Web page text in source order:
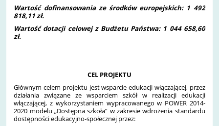
Wartość dofinansowania ze środków europejskich: 1 492
818,11 zł.
Wartość dotacji celowej z Budżetu Państwa: 1 044 658,60
zł.
CEL PROJEKTU
Głównym celem projektu jest wsparcie edukacji włączającej, przez
działania związane ze wsparciem szkół w realizacji edukacji
włączającej, z wykorzystaniem wypracowanego w POWER 2014-
2020 modelu „Dostępna szkoła” w zakresie wdrożenia standardu
dostępności edukacyjno-społecznej przez: